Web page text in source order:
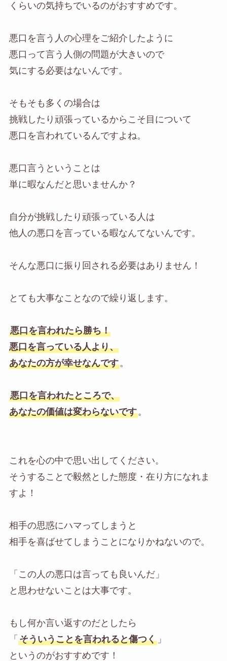
くらいの気持ちでいるのがおすすめです。
悪口を言う人の心理をご紹介したように
悪口って言う人側の問題が大きいので
気にする必要はないんです。
そもそも多くの場合は
挑戦したり頑張っているからこそ目について
悪口を言われているんですよね。
悪口言うということは
単に暇なんだと思いませんか？
自分が挑戦したり頑張っている人は
他人の悪口を言っている暇なんてないんです。
そんな悪口に振り回される必要はありません！
とても大事なことなので繰り返します。
悪口を言われたら勝ち！
悪口を言っている人より、
あなたの方が幸せなんです。
悪口を言われたところで、
あなたの価値は変わらないです。
これを心の中で思い出してください。
そうすることで毅然とした態度・在り方になれま
すよ！
相手の思惑にハマってしまうと
相手を喜ばせてしまうことになりかねないので。
「この人の悪口は言っても良いんだ」
と思わせないことは大事です。
もし何か言い返すのだとしたら
「 そういうことを言われると傷つく」
というのがおすすめです！